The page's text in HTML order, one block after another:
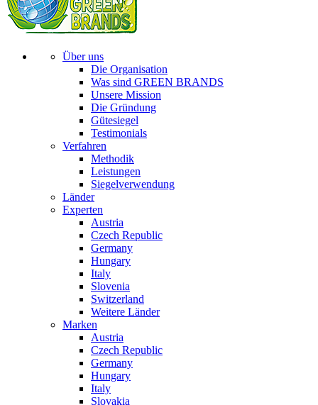
Über uns
Die Organisation
Was sind GREEN BRANDS
Unsere Mission
Die Gründung
Gütesiegel
Testimonials
Verfahren
Methodik
Leistungen
Siegelverwendung
Länder
Experten
Austria
Czech Republic
Germany
Hungary
Italy
Slovenia
Switzerland
Weitere Länder
Marken
Austria
Czech Republic
Germany
Hungary
Italy
Slovakia